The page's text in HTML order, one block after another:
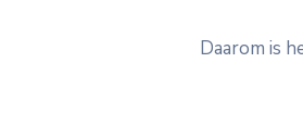
Daarom is